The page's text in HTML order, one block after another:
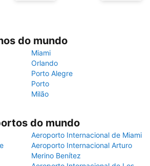
do mundo
Miami
Orlando
Porto Alegre
Porto
Milão
do mundo
Aeroporto Internacional de Miami
Aeroporto Internacional Arturo
Merino Benítez